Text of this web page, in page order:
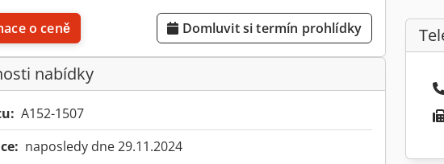
o ceně Domluvit si termín prohlídky
nabídky
A152-1507
naposledy dne 29.11.2024